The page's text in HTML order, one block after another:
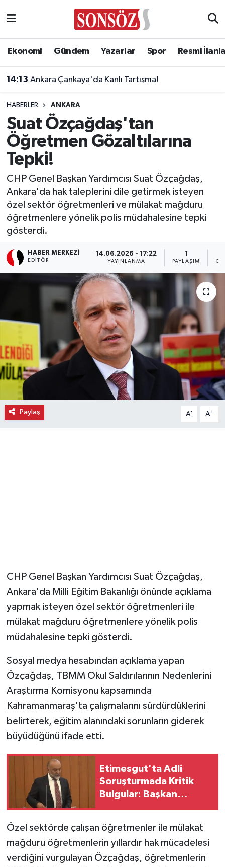
Ekonomi Gündem Yazarlar Spor Resmi
14:13 Ankara Çankaya'da Kanlı Tartışma!
HABERLER ANKARA
Suat Özçağdaş'tan
Öğretmen Gözaltılarına
Tepki!
CHP Genel Başkan Yardımcısı Suat Özçağdaş,
Ankara'da hak taleplerini dile getirmek isteyen
özel sektör öğretmenleri ve mülakat mağduru
öğretmenlere yönelik polis müdahalesine tepki
gösterdi.
HABER MERKEZI
EDITÖR
14.06.2026 - 17:22
YAYINLANMA PAYLAŞIM
Paylaş A- A+
CHP Genel Başkan Yardımcısı Suat Özçağdaş,
Ankara'da Milli Eğitim Bakanlığı önünde açıklama
yapmak isteyen özel sektör öğretmenleri ile
mülakat mağduru öğretmenlere yönelik polis
müdahalesine tepki gösterdi.
Sosyal medya hesabından açıklama yapan
Özçağdaş, TBMM Okul Saldırılarının Nedenlerini
Araştırma Komisyonu kapsamında
Kahramanmaraş'ta çalışmalarını sürdürdüklerini
belirterek, eğitim alanındaki sorunların giderek
büyüdüğünü ifade etti.
Etimesgut'ta Adli
Soruşturmada Kritik
Bulgular: Başkan
Özel sektörde çalışan öğretmenler ile mülakat
mağduru öğretmenlerin yıllardır hak mücadelesi
verdiğini vurgulayan Özçağdaş, öğretmenlerin
Asayiş
Biyografi
Çevre
Diğer
Dünya
Eğitim
Gündem
Gurme
Haber
Siyaset
Sokak Hayvanlarını Sahiplendirme
Sonsöz Özel
Vasıta
Yaşam
Ankara Nöbetçi Eczaneler
Ankara Trafik Yoğunluk Haritası
Süper Lig Puan Durumu ve Fikstür
Tüm Manşetler
Son Dakika Haberleri
Haber Arşivi